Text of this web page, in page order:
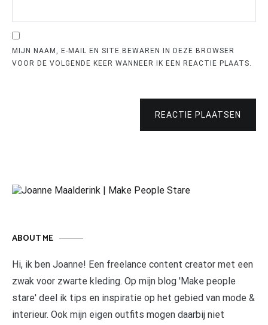
MIJN NAAM, E-MAIL EN SITE BEWAREN IN DEZE BROWSER
VOOR DE VOLGENDE KEER WANNEER IK EEN REACTIE PLAATS.
REACTIE PLAATSEN
ABOUT ME
Hi, ik ben Joanne! Een freelance content creator met een
zwak voor zwarte kleding. Op mijn blog 'Make people
stare' deel ik tips en inspiratie op het gebied van mode &
interieur. Ook mijn eigen outfits mogen daarbij niet